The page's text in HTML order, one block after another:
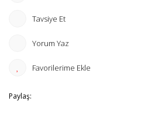
Tavsiye Et
Yorum Yaz
Paylaş: